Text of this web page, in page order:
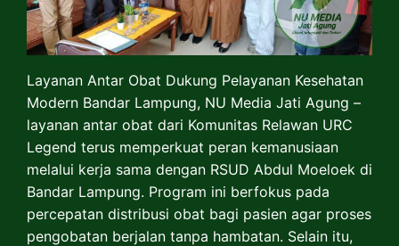
Layanan Antar Obat Dukung Pelayanan Kesehatan
Modern Bandar Lampung, NU Media Jati Agung –
layanan antar obat dari Komunitas Relawan URC
Legend terus memperkuat peran kemanusiaan
melalui kerja sama dengan RSUD Abdul Moeloek di
Bandar Lampung. Program ini berfokus pada
percepatan distribusi obat bagi pasien agar proses
pengobatan berjalan tanpa hambatan. Selain itu,